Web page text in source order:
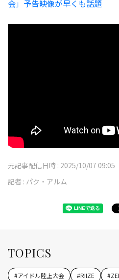
会」予告映像が早くも話題
元記事配信日時 : 2025/10/07 09:05
記者 : パク・アルム
TOPICS
#アイドル陸上大会 #RIIZE #